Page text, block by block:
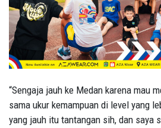
“Sengaja jauh ke Medan karena mau
sama ukur kemampuan di level yang
yang jauh itu tantangan sih, dan saya